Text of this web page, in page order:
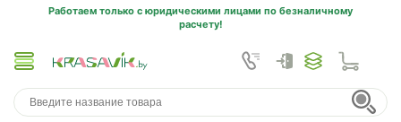
Работаем только с юридическими лицами по безналичному
расчету!